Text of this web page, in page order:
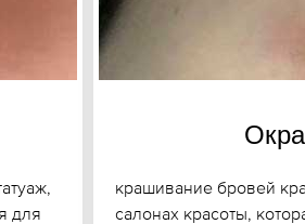
для
крашивание бровей
салонах красоты,